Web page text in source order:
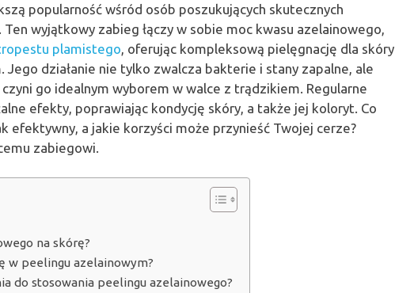
popularność wśród osób poszukujących skutecznych
wyjątkowy zabieg łączy w sobie moc kwasu azelainowego,
plamistego , oferując kompleksową pielęgnację dla skóry
działanie nie tylko zwalcza bakterie i stany zapalne, ale
go idealnym wyborem w walce z trądzikiem. Regularne
efekty, poprawiając kondycję skóry, a także jej koloryt. Co
efektywny, a jakie korzyści może przynieść Twojej cerze?
zabiegowi.
na skórę?
w peelingu azelainowym?
do stosowania peelingu azelainowego?